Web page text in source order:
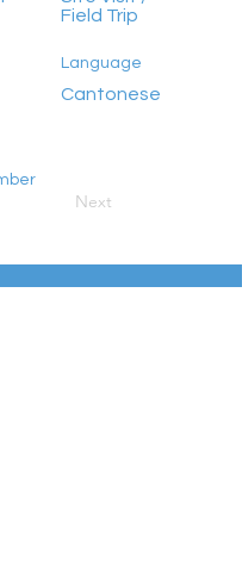
Field Trip
Language
Cantonese
Next